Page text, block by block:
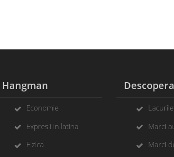
Hangman
Economie
Expresii in latina
Fizica
Marci
Marci